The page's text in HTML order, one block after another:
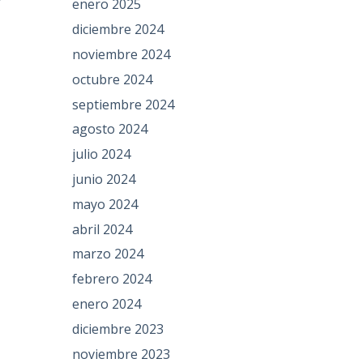
enero 2025
diciembre 2024
noviembre 2024
octubre 2024
septiembre 2024
agosto 2024
julio 2024
junio 2024
mayo 2024
abril 2024
marzo 2024
febrero 2024
enero 2024
diciembre 2023
noviembre 2023